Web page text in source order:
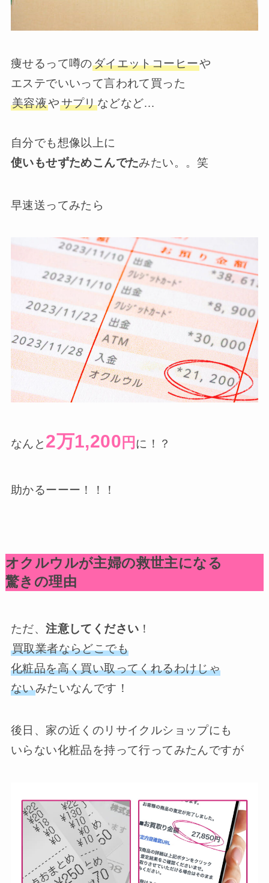
痩せるって噂のダイエットコーヒーや
エステでいいって言われて買った
美容液やサプリなどなど…
自分でも想像以上に
使いもせずためこんでたみたい。。笑
早速送ってみたら
なんと 2万1,200 円 に！？
助かるーーー！！！
オクルウルが主婦の救世主になる
驚きの理由
ただ、注意してください ！
買取業者ならどこでも
化粧品を高く買い取ってくれるわけじゃ
ないみたいなんです！
後日、家の近くのリサイクルショップにも
いらない化粧品を持って行ってみたんですが